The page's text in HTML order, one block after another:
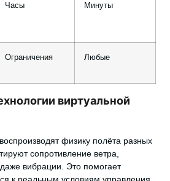
Часы Минуты
Ограничения Любые
виртуальной
физику полёта разных
сопротивление ветра,
вибрации. Это помогает